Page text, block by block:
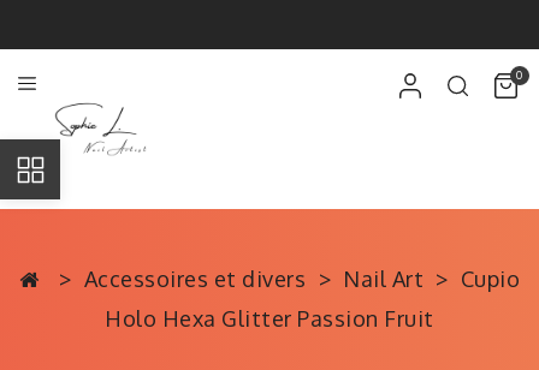
0
Accessoires et divers Nail Art
Cupio
Holo Hexa Glitter Passion Fruit